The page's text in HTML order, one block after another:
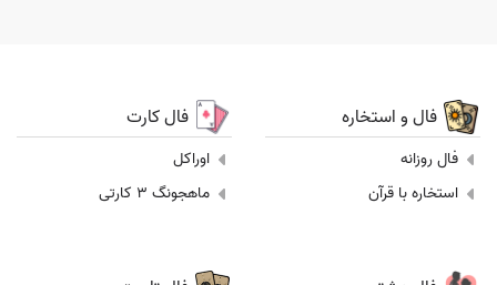
فال و استخاره
فال روزانه
استخاره با قرآن
فال کارت
اوراکل
ماهجونگ 3 کارتی